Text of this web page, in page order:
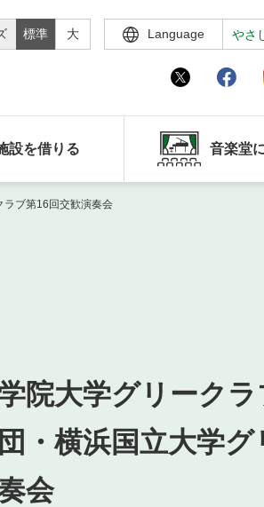
標準 大 Language やさ
設を借りる 音楽堂
ラブ第16回交歓演奏会
院大学グリーク
・横浜国立大学
会